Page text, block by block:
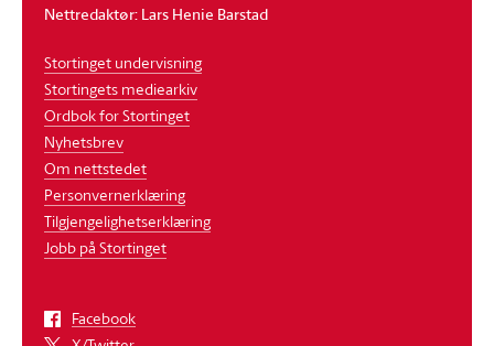
Nettredaktør: Lars Henie Barstad
Stortinget undervisning
Stortingets mediearkiv
Ordbok for Stortinget
Nyhetsbrev
Om nettstedet
Personvernerklæring
Tilgjengelighetserklæring
Jobb på Stortinget
Facebook